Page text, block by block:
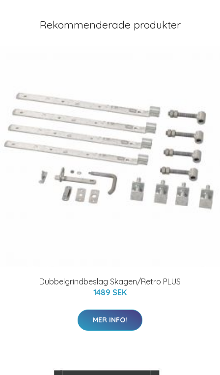
Rekommenderade produkter
Dubbelgrindbeslag Skagen/Retro PLUS
1489 SEK
MER INFO!